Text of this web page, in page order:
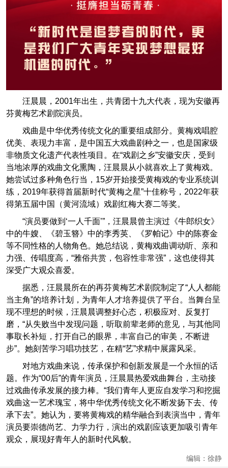
汪晨晨，2001年出生，共青团十九大代表，现为安徽再
芬黄梅艺术剧院演员。
戏曲是中华优秀传统文化的重要组成部分。黄梅戏唱腔
优美、表现力丰富，是中国五大戏曲剧种之一，也是国家级
非物质文化遗产代表性项目。在“戏剧之乡”安徽安庆，受到
当地浓厚的戏曲文化熏陶，汪晨晨从小就喜欢上了黄梅戏。
她尝试过多种角色行当，15岁开始接受黄梅戏的专业系统训
练，2019年获得首届新时代“黄梅之星”十佳称号，2022年获
得第五届中国（黄河流域）戏剧红梅大赛二等奖。
“演员要做到‘一人千面’”，汪晨晨曾主演过《牛郎织女》
中的牛嫂、《碧玉簪》中的李秀英、《罗帕记》中的陈赛金
等不同性格的人物角色。她总结说，黄梅戏曲调动听、亲和
力强、传唱度高，“雅俗共赏，包容性非常强”，这也使得其
深受广大观众喜爱。
据悉，汪晨晨所在的再芬黄梅艺术剧院制定了“人人都能
当主角”的培养计划，为青年人才培养提供了平台。当舞台呈
现不理想的时候，汪晨晨调整好心态，积极应对、反复打
磨，“从失败当中发现问题，听取前辈老师的意见，与其他同
事取长补短，打开自己的眼界，丰富自己的审美，不断进
步”。她刻苦学习唱功技艺，在精“艺”求精中展露风采。
对地方戏曲来说，传承保护和创新发展是一个永恒的话
题。作为“00后”的青年演员，汪晨晨热爱戏曲舞台，主动接
过戏曲传承发展的接力棒。“我们青年人更应自发学习和挖掘
戏曲这一艺术瑰宝，将中华优秀传统文化不断发扬下去、传
承下去”。她认为，要将黄梅戏的精华融合到表演当中，青年
演员要崇德尚艺、力学力行，演出的戏剧应该更加吸引青年
观众，展现好青年人的新时代风貌。
编辑：徐静